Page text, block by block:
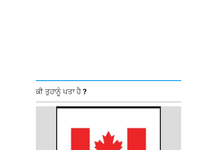
ਕੀ ਤੁਹਾਨੂੰ ਪਤਾ ਹੈ ?